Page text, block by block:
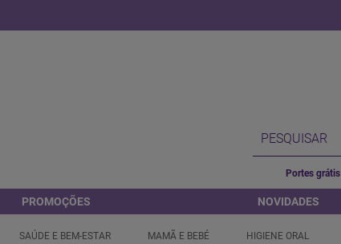
Portes grátis
PROMOÇÕES NOVIDADES
SAÚDE E BEM-ESTAR MAMÃ E BEBÉ HIGIENE ORAL